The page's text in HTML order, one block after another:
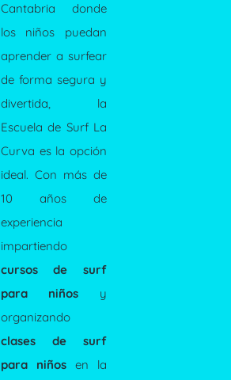
Cantabria donde
los niños puedan
aprender a surfear
de forma segura y
divertida, la
Escuela de Surf La
Curva es la opción
ideal. Con más de
10 años de
experiencia
impartiendo
cursos de surf
para niños y
organizando
clases de surf
para niñosen la